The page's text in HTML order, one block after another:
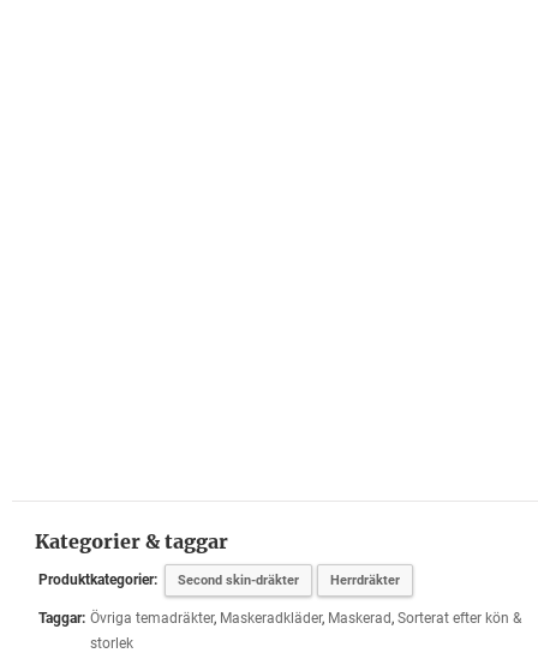
Kategorier & taggar
Produktkategorier: Second skin-dräkter Herrdräkter
Taggar: Övriga temadräkter, Maskeradkläder, Maskerad, Sorterat efter kön &
storlek